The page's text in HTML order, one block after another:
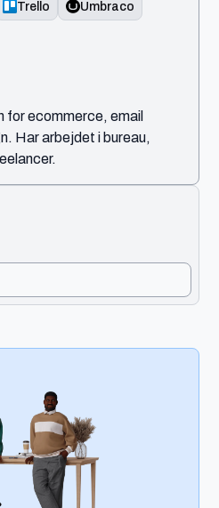
Trello
Umbraco
for ecommerce, email
Har arbejdet i bureau,